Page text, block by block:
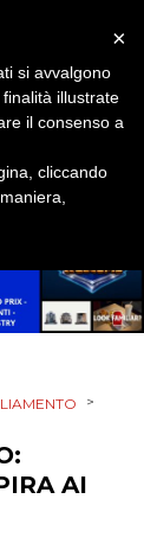
>
AI
×
si avvalgono
illustrate
il consenso a
cliccando